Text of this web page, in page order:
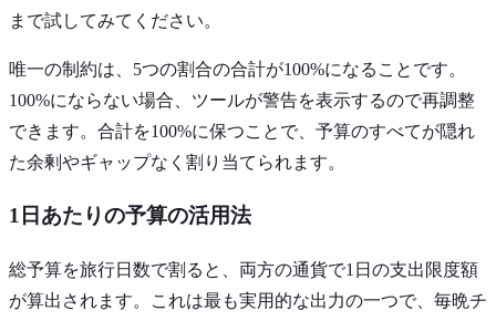
まで試してみてください。
唯一の制約は、5つの割合の合計が100%になることです。
100%にならない場合、ツールが警告を表示するので再調整
できます。合計を100%に保つことで、予算のすべてが隠れ
た余剰やギャップなく割り当てられます。
1日あたりの予算の活用法
総予算を旅行日数で割ると、両方の通貨で1日の支出限度額
が算出されます。これは最も実用的な出力の一つで、毎晩チ